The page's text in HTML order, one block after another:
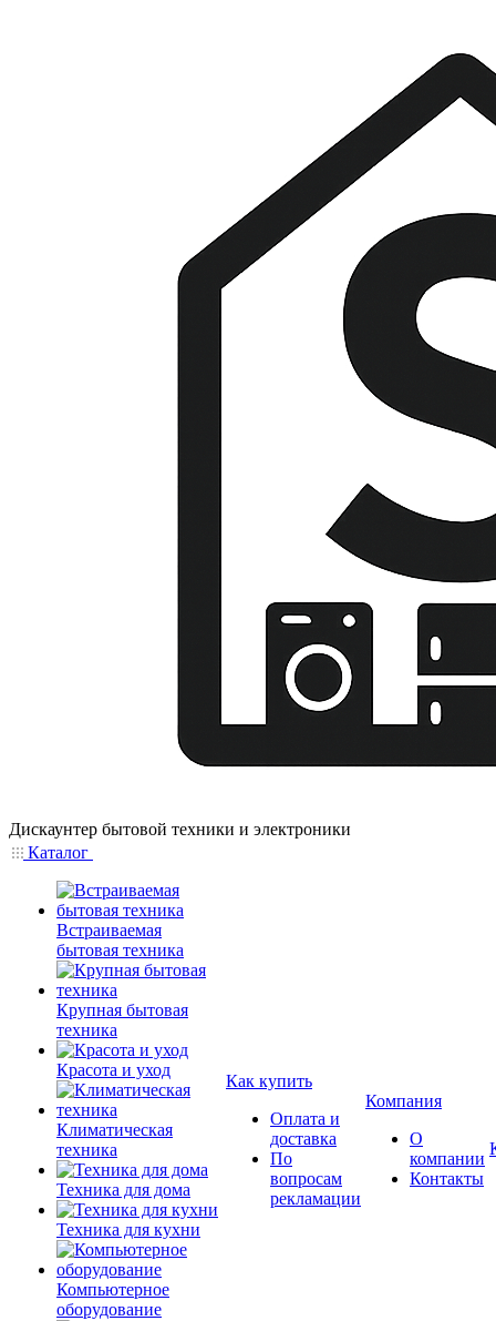
Дискаунтер бытовой техники и электроники
Каталог
Встраиваемая
бытовая техника
Крупная бытовая
техника
Красота и уход
Климатическая
техника
Техника для дома
Техника для кухни
Компьютерное
оборудование
Как купить
Оплата и
доставка
По
вопросам
рекламации
Компания
О
компании
Контакты